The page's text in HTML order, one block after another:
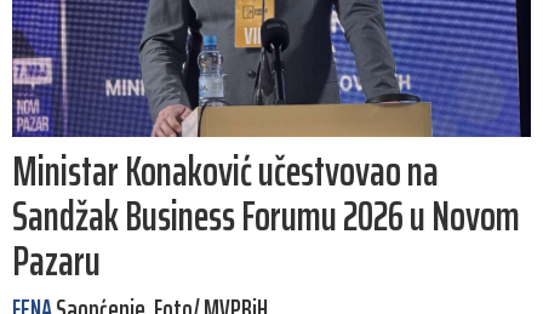
Ministar Konaković učestvovao na
Sandžak Business Forumu 2026 u Novom
Pazaru